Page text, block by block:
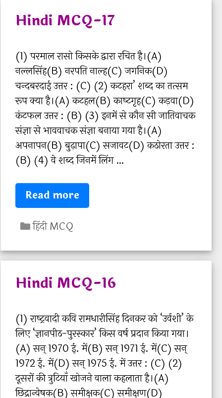
C
-
1
8
g
r
i
e
s
Hindi MCQ-17
(1) परमाल रासो किसके द्वारा रचित है।(A)
नल्‍लसिंह(B) नरपति नाल्‍ह(C) जगनिक(D)
चन्‍दबरदाई उत्तर : (C) (2) कटहरा’ शब्‍द का तत्‍सम
रूप क्‍या है।(A) कटहल(B) काष्‍टगृह(C) कड़वा(D)
कंटफल उत्तर : (B) (3) इनमें से कौन सी जातिवाचक
संज्ञा से भाववाचक संज्ञा बनाया गया है।(A)
अपनापन(B) बुढ़ापा(C) सजावट(D) कठोरता उत्तर :
(B) (4) वे शब्‍द जिनमें लिंग …
Read moreH
i
i
C
-
1
7
C
t
g
r
i
e
s
हिंदी MCQ
Hindi MCQ-16
(1) राष्‍ट्रवादी कवि रामधारीसिंह दिनकर को ‘उर्वशी’ के
लिए ‘ज्ञानपीठ-पुरस्‍कार’ किस वर्ष प्रदान किया गया।
(A) सन् 1970 ई. में(B) सन् 1971 ई. में(C) सन्
1972 ई. में(D) सन् 1975 ई. में उत्तर : (C) (2)
दूसरों की त्रुटियाँ खोजने वाला कहलाता है।(A)
छिद्रान्‍वेषक(B) समीक्षक(C) समीक्षण(D)